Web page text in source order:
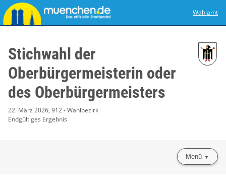
Wahlamt
Stichwahl der
Oberbürgermeisterin oder
des Oberbürgermeisters
22. März 2026, 912 - Wahlbezirk
Endgültiges Ergebnis
Menü